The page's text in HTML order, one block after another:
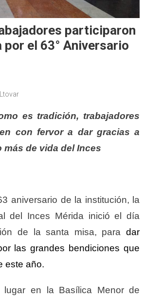
participaron
por el 63° Aniversario
Ltovar
es tradición, trabajadores
con fervor a dar gracias a
más de vida del Inces
aniversario de la institución, la
del Inces Mérida inició el día
de la santa misa, paradar
las grandes bendiciones que
este año.
lugar en la Basílica Menor de